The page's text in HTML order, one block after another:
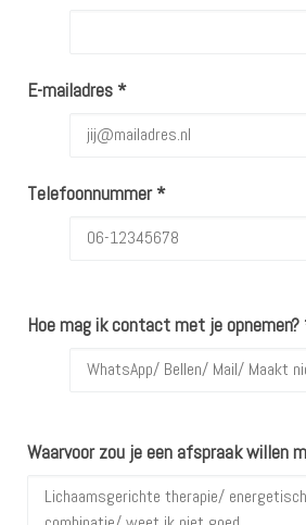
E-mailadres *
Telefoonnummer *
Hoe mag ik contact met je
Waarvoor zou je een afspraak willen